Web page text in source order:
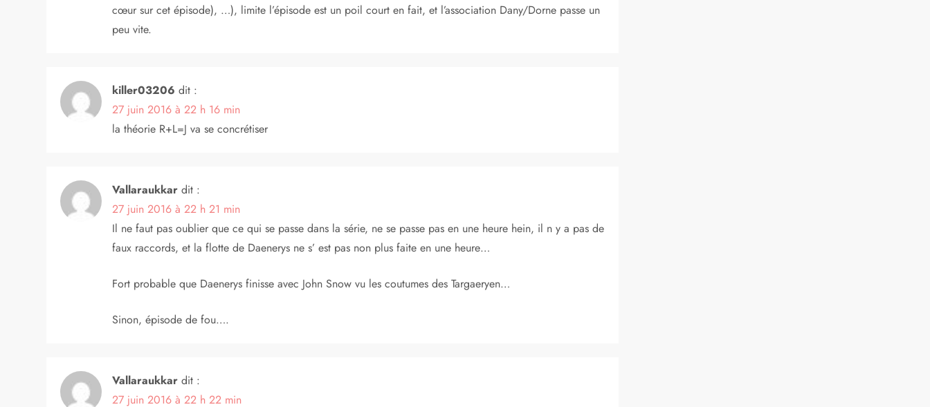
cœur sur cet épisode), …), limite l’épisode est un poil court en fait, et l’association Dany/Dorne passe un
peu vite.
killer03206 dit :
27 juin 2016 à 22 h 16 min
la théorie R+L=J va se concrétiser
Vallaraukkar dit :
27 juin 2016 à 22 h 21 min
Il ne faut pas oublier que ce qui se passe dans la série, ne se passe pas en une heure hein, il n y a pas de
faux raccords, et la flotte de Daenerys ne s’ est pas non plus faite en une heure…
Fort probable que Daenerys finisse avec John Snow vu les coutumes des Targaeryen…
Sinon, épisode de fou….
Vallaraukkar dit :
27 juin 2016 à 22 h 22 min